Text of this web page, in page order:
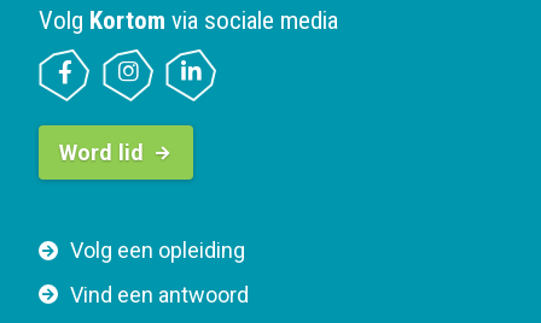
F
o
Volg een opleiding
Vind een antwoord
Volg Kortom via sociale media
B
t
o
n
Word lid